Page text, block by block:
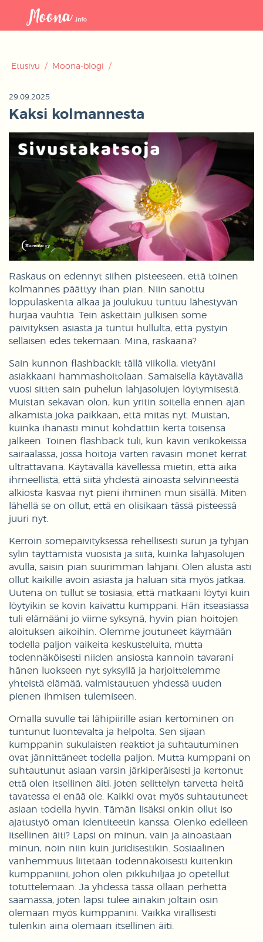
Etusivu / Moona-blogi /
29.09.2025
Kaksi kolmannesta
Raskaus on edennyt siihen pisteeseen, että toinen
kolmannes päättyy ihan pian. Niin sanottu
loppulaskenta alkaa ja joulukuu tuntuu lähestyvän
hurjaa vauhtia. Tein äskettäin julkisen some
päivityksen asiasta ja tuntui hullulta, että pystyin
sellaisen edes tekemään. Minä, raskaana?
Sain kunnon flashbackit tällä viikolla, vietyäni
asiakkaani hammashoitolaan. Samaisella käytävällä
vuosi sitten sain puhelun lahjasolujen löytymisestä.
Muistan sekavan olon, kun yritin soitella ennen ajan
alkamista joka paikkaan, että mitäs nyt. Muistan,
kuinka ihanasti minut kohdattiin kerta toisensa
jälkeen. Toinen flashback tuli, kun kävin verikokeissa
sairaalassa, jossa hoitoja varten ravasin monet kerrat
ultrattavana. Käytävällä kävellessä mietin, että aika
ihmeellistä, että siitä yhdestä ainoasta selvinneestä
alkiosta kasvaa nyt pieni ihminen mun sisällä. Miten
lähellä se on ollut, että en olisikaan tässä pisteessä
juuri nyt.
Kerroin somepäivityksessä rehellisesti surun ja tyhjän
sylin täyttämistä vuosista ja siitä, kuinka lahjasolujen
avulla, saisin pian suurimman lahjani. Olen alusta asti
ollut kaikille avoin asiasta ja haluan sitä myös jatkaa.
Uutena on tullut se tosiasia, että matkaani löytyi kuin
löytyikin se kovin kaivattu kumppani. Hän itseasiassa
tuli elämääni jo viime syksynä, hyvin pian hoitojen
aloituksen aikoihin. Olemme joutuneet käymään
todella paljon vaikeita keskusteluita, mutta
todennäköisesti niiden ansiosta kannoin tavarani
hänen luokseen nyt syksyllä ja harjoittelemme
yhteistä elämää, valmistautuen yhdessä uuden
pienen ihmisen tulemiseen.
Omalla suvulle tai lähipiirille asian kertominen on
tuntunut luontevalta ja helpolta. Sen sijaan
kumppanin sukulaisten reaktiot ja suhtautuminen
ovat jännittäneet todella paljon. Mutta kumppani on
suhtautunut asiaan varsin järkiperäisesti ja kertonut
että olen itsellinen äiti, joten selittelyn tarvetta heitä
tavatessa ei enää ole. Kaikki ovat myös suhtautuneet
asiaan todella hyvin. Tämän lisäksi onkin ollut iso
ajatustyö oman identiteetin kanssa. Olenko edelleen
itsellinen äiti? Lapsi on minun, vain ja ainoastaan
minun, noin niin kuin juridisestikin. Sosiaalinen
vanhemmuus liitetään todennäköisesti kuitenkin
kumppaniini, johon olen pikkuhiljaa jo opetellut
totuttelemaan. Ja yhdessä tässä ollaan perhettä
saamassa, joten lapsi tulee ainakin joltain osin
olemaan myös kumppanini. Vaikka virallisesti
tulenkin aina olemaan itsellinen äiti.